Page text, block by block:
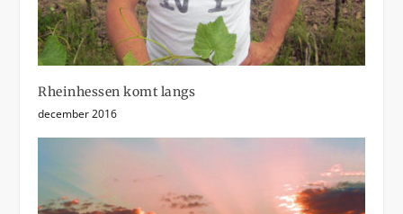
Rheinhessen komt langs
december 2016